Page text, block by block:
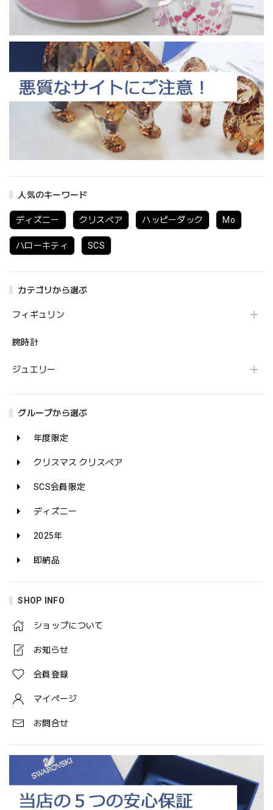
人気のキーワード
ディズニー クリスベア ハッピーダック Mo
ハローキティ SCS
カテゴリから選ぶ
フィギュリン
腕時計
ジュエリー
グループから選ぶ
年度限定
クリスマス クリスベア
SCS会員限定
ディズニー
2025年
即納品
SHOP INFO
ショップについて
お知らせ
会員登録
マイページ
お問合せ